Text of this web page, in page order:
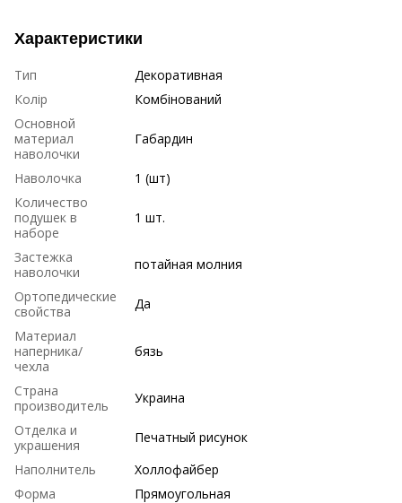
Характеристики
Тип
Декоративная
Колір
Комбінований
Основной
материал
наволочки
Габардин
Наволочка
1 (шт)
Количество
подушек в
наборе
1 шт.
Застежка
наволочки
потайная молния
Ортопедические
свойства
Да
Материал
наперника/
чехла
бязь
Страна
производитель
Украина
Отделка и
украшения
Печатный рисунок
Наполнитель
Холлофайбер
Форма
Прямоугольная